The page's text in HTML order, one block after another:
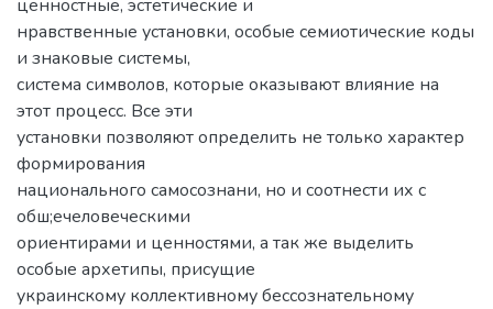
ценностные, эстетические и
нравственные установки, особые семиотические коды
и знаковые системы,
система символов, которые оказывают влияние на
этот процесс. Все эти
установки позволяют определить не только характер
формирования
национального самосознани, но и соотнести их с
обш;ечеловеческими
ориентирами и ценностями, а так же выделить
особые архетипы, присущие
украинскому коллективному бессознательному